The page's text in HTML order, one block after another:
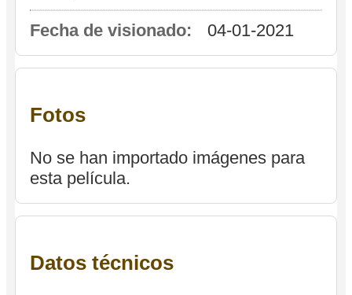
Fecha de visionado: 04-01-2021
Fotos
No se han importado imágenes para
esta película.
Datos técnicos